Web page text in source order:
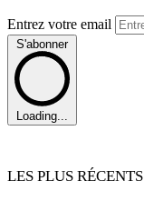
Entrez votre email
S'abonner
Loading...
LES PLUS RÉCENTS